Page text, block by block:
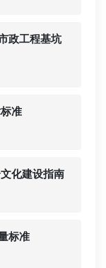
政工程基坑
准
化建设指南
标准